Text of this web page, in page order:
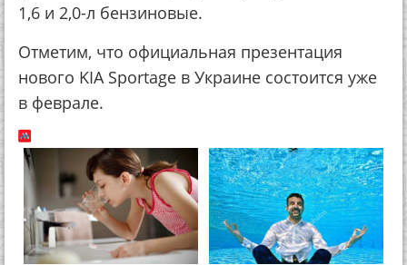
1,6 и 2,0-л бензиновые.
Отметим, что официальная презентация
нового KIA Sportage в Украине состоится уже
в феврале.